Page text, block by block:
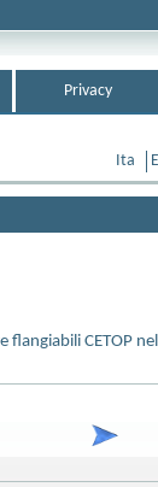
Privacy
Ita
CETOP